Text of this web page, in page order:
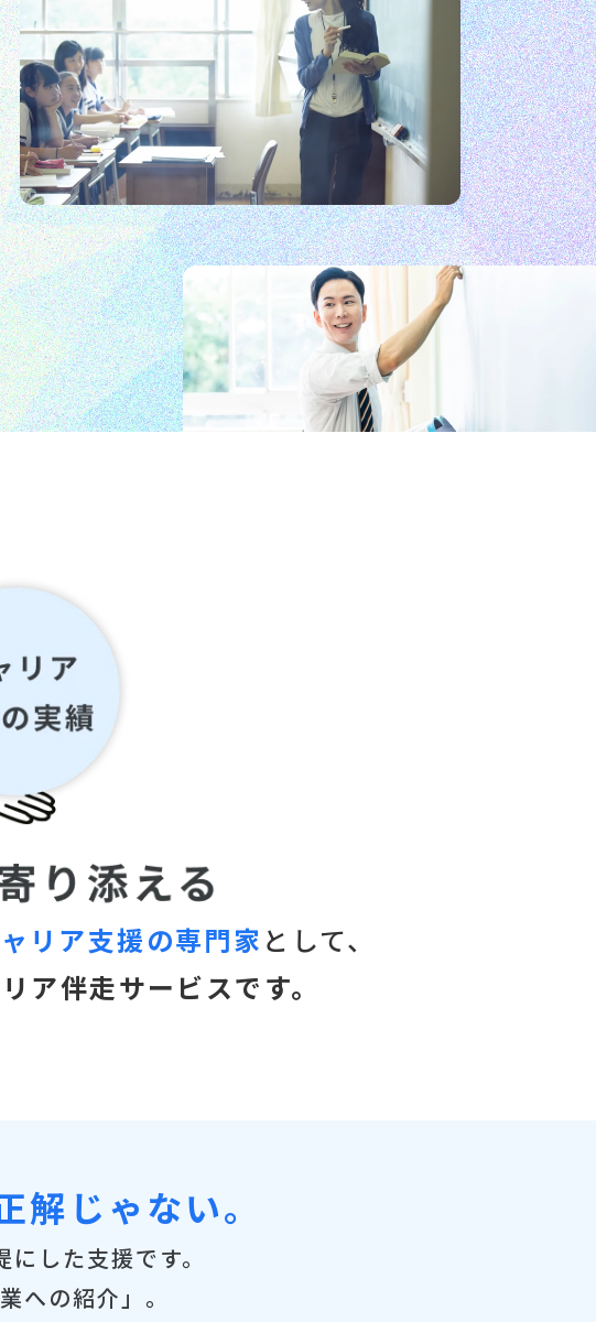
リア支援の専門家 として、
ア伴走サービスです。
じゃない。
した支援です。
への紹介」。